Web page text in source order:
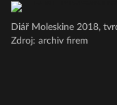
Diář Moleskine 2018,
Zdroj: archiv firem